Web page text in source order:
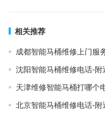
相关推荐
成都智能马桶维修上门服
沈阳智能马桶维修电话-附
天津维修智能马桶打哪个
北京智能马桶维修电话-附